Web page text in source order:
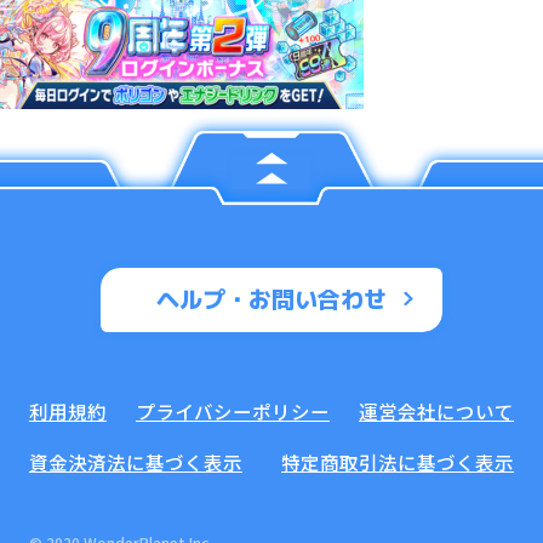
ヘルプ・お問い合わせ
利用規約 プライバシーポリシー
運営会社について
資金決済法に基づく表示
特定商取引法に基づく表示